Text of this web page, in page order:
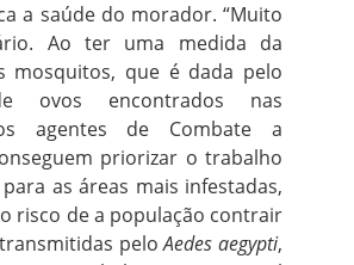
a saúde do morador. “Muito
Ao ter uma medida da
mosquitos, que é dada pelo
ovos encontrados nas
agentes de Combate a
priorizar o trabalho
as áreas mais infestadas,
risco de a população contrair
peloAedes aegypti,